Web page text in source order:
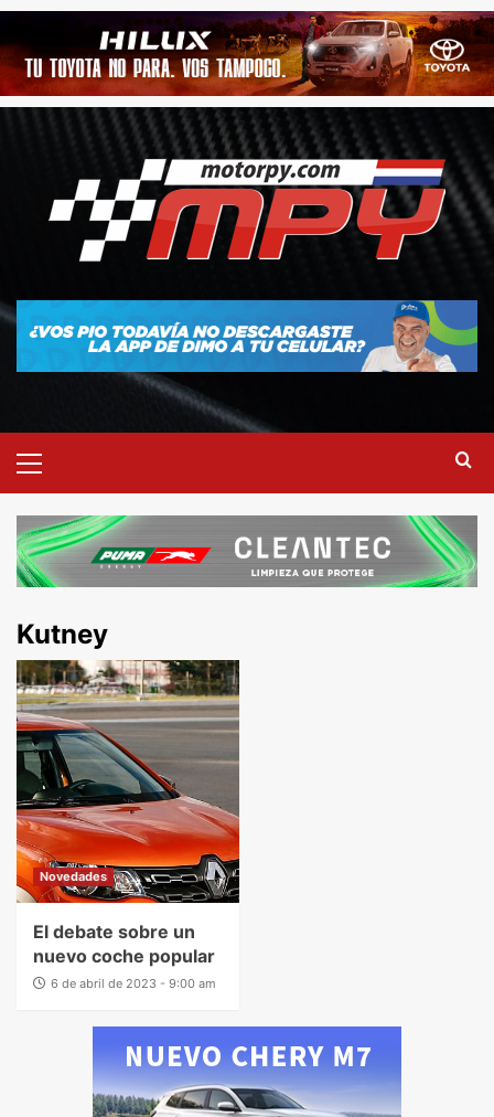
Kutney
Novedades
El debate sobre un
nuevo coche popular
6 de abril de 2023 - 9:00 am